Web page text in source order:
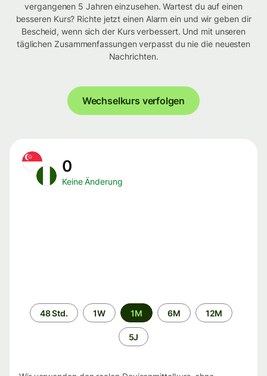
vergangenen 5 Jahren einzusehen. Wartest du auf einen
besseren Kurs? Richte jetzt einen Alarm ein und wir geben dir
Bescheid, wenn sich der Kurs verbessert. Und mit unseren
täglichen Zusammenfassungen verpasst du nie die neuesten
Nachrichten.
Wechselkurs verfolgen
0
Keine Änderung
Zeitraum
48 Std. 1W 1M 6M 12M
5J